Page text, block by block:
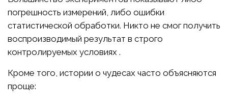
погрешность измерений, либо ошибки
статистической обработки. Никто не смог получить
воспроизводимый результат в строго
контролируемых условиях .
Кроме того, истории о чудесах часто объясняются
проще: